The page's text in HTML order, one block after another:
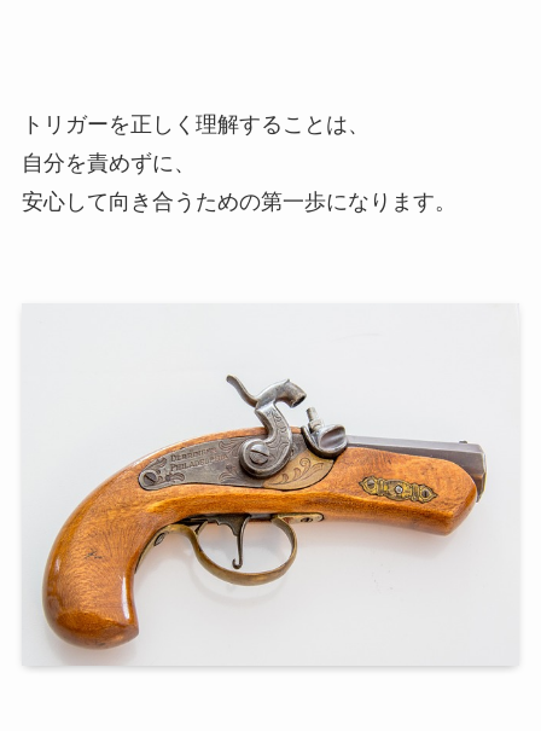
トリガーを正しく理解することは、
自分を責めずに、
安心して向き合うための第一歩になります。